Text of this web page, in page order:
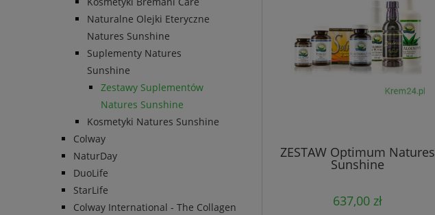
Naturalne Olejki Eteryczne
Natures Sunshine
Suplementy Natures
Sunshine
Zestawy Suplementów
Natures Sunshine
Kosmetyki Natures Sunshine
Colway
NaturDay
DuoLife
StarLife
Colway International - The Collagen
ZESTAW Optimum Natures
Sunshine
637,00 zł